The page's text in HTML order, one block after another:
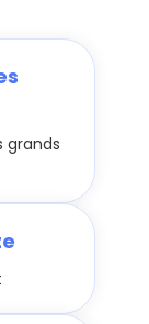
grands